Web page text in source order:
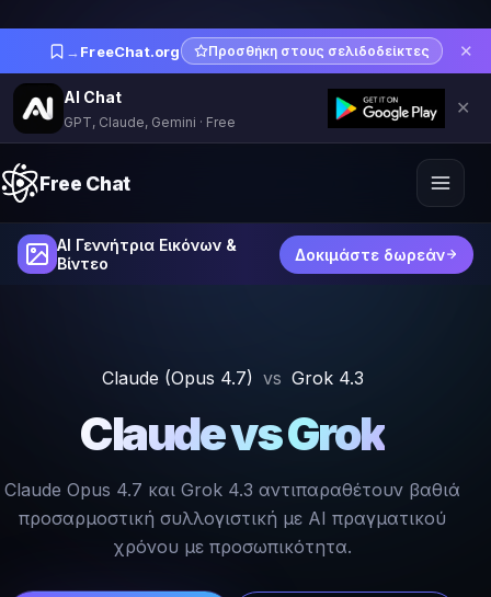
→ FreeChat.org Προσθήκη στους σελιδοδείκτες ✕
AI Chat
GPT, Claude, Gemini · Free
✕
Free Chat
AI Γεννήτρια Εικόνων &
Βίντεο
Δοκιμάστε δωρεάν
Claude (Opus 4.7) vs Grok 4.3
Claude vs Grok
Claude Opus 4.7 και Grok 4.3 αντιπαραθέτουν βαθιά
προσαρμοστική συλλογιστική με AI πραγματικού
χρόνου με προσωπικότητα.